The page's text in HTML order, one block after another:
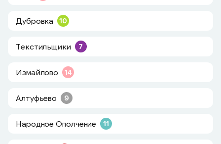
Дубровка 10
Текстильщики 7
Измайлово 14
Алтуфьево 9
Народное Ополчение 11